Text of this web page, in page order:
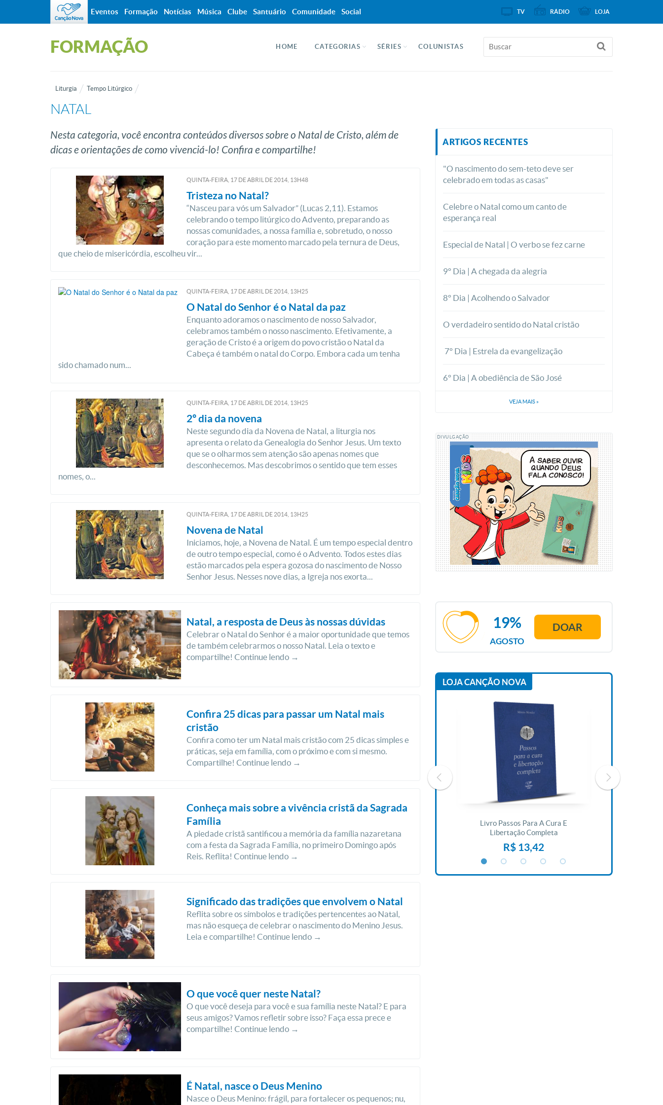
FORMAÇÃO HOME CATEGORIAS SÉRIES COLUNISTAS
Liturgia Tempo Litúrgico
NATAL
Nesta categoria, você encontra conteúdos diversos sobre o Natal de Cristo, além de
dicas e orientações de como vivenciá-lo! Confira e compartilhe!
QUINTA-FEIRA, 17 DEABRIL DE 2014, 13H48
Tristeza no Natal?
“Nasceu para vós um Salvador” (Lucas 2,11). Estamos
celebrando o tempo litúrgico do Advento, preparando as
nossas comunidades, a nossa família e, sobretudo, o nosso
coração para este momento marcado pela ternura de Deus,
que cheio de misericórdia, escolheu vir...
QUINTA-FEIRA, 17 DEABRIL DE 2014, 13H25
O Natal do Senhor é o Natal da paz
Enquanto adoramos o nascimento de nosso Salvador,
celebramos também o nosso nascimento. Efetivamente, a
geração de Cristo é a origem do povo cristão o Natal da
Cabeça é também o natal do Corpo. Embora cada um tenha
sido chamado num...
QUINTA-FEIRA, 17 DEABRIL DE 2014, 13H25
2º dia da novena
Neste segundo dia da Novena de Natal, a liturgia nos
apresenta o relato da Genealogia do Senhor Jesus. Um texto
que se o olharmos sem atenção são apenas nomes que
desconhecemos. Mas descobrimos o sentido que tem esses
nomes, o...
QUINTA-FEIRA, 17 DEABRIL DE 2014, 13H25
Novena de Natal
Iniciamos, hoje, a Novena de Natal. É um tempo especial dentro
de outro tempo especial, como é o Advento. Todos estes dias
estão marcados pela espera gozosa do nascimento de Nosso
Senhor Jesus. Nesses nove dias, a Igreja nos exorta...
Natal, a resposta de Deus às nossas dúvidas
Celebrar o Natal do Senhor é a maior oportunidade que temos
de também celebrarmos o nosso Natal. Leia o texto e
compartilhe! Continue lendo →
Confira 25 dicas para passar um Natal mais
cristão
Confira como ter um Natal mais cristão com 25 dicas simples e
práticas, seja em família, com o próximo e com si mesmo.
Compartilhe! Continue lendo →
Conheça mais sobre a vivência cristã da Sagrada
Família
A piedade cristã santificou a memória da família nazaretana
com a festa da Sagrada Família, no primeiro Domingo após
Reis. Reflita! Continue lendo →
Significado das tradições que envolvem o Natal
Reflita sobre os símbolos e tradições pertencentes ao Natal,
mas não esqueça de celebrar o nascimento do Menino Jesus.
Leia e compartilhe! Continue lendo →
O que você quer neste Natal?
O que você deseja para você e sua família neste Natal? E para
seus amigos? Vamos refletir sobre isso? Faça essa prece e
compartilhe! Continue lendo →
É Natal, nasce o Deus Menino
Nasce o Deus Menino: frágil, para fortalecer os pequenos; nu,
ARTIGOS RECENTES
"O nascimento do sem-teto deve ser
celebrado em todas as casas"
Celebre o Natal como um canto de
esperança real
Especial de Natal | O verbo se fez carne
9° Dia | A chegada da alegria
8° Dia | Acolhendo o Salvador
O verdadeiro sentido do Natal cristão
7° Dia | Estrela da evangelização
6° Dia | A obediência de São José
VEJA MAIS »
DIVULGAÇÃO
AGOSTO
19% DOAR
LOJA CANÇÃO NOVA
Vida De Jonas Abib
R$ 42,41
Livro Passos Para A Cura E
Libertação Completa
R$ 13,42
Eventos Formação Notícias Música Clube Santuário Comunidade Social TV RÁDIO LOJA